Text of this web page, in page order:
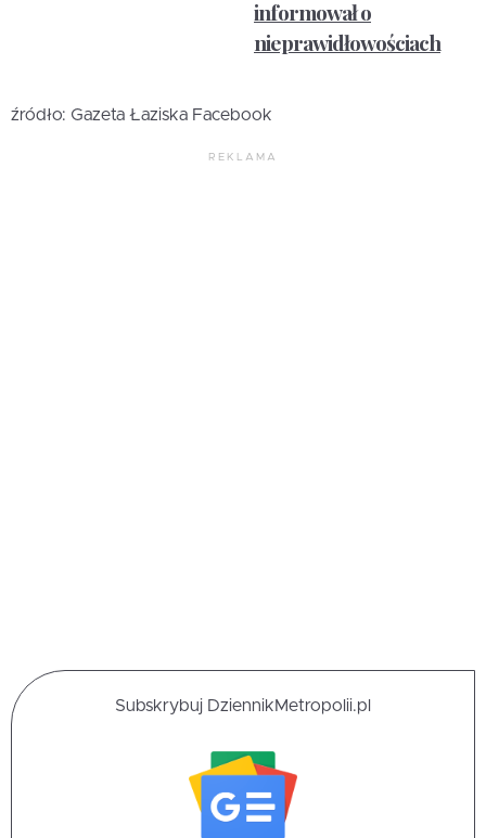
informował o
nieprawidłowościach
źródło: Gazeta Łaziska Facebook
REKLAMA
Subskrybuj DziennikMetropolii.pl